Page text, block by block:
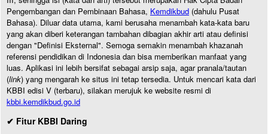
Pengembangan dan Pembinaan Bahasa, Kemdikbud (dahulu Pusat
Bahasa). Diluar data utama, kami berusaha menambah kata-kata baru
yang akan diberi keterangan tambahan dibagian akhir arti atau definisi
dengan "Definisi Eksternal". Semoga semakin menambah khazanah
referensi pendidikan di Indonesia dan bisa memberikan manfaat yang
luas. Aplikasi ini lebih bersifat sebagai arsip saja, agar pranala/tautan
(link) yang mengarah ke situs ini tetap tersedia. Untuk mencari kata dari
KBBI edisi V (terbaru), silakan merujuk ke website resmi di
kbbi.kemdikbud.go.id
✔ Fitur KBBI Daring